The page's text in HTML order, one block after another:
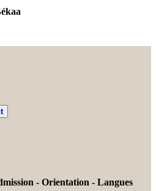
- Orientation - Langues